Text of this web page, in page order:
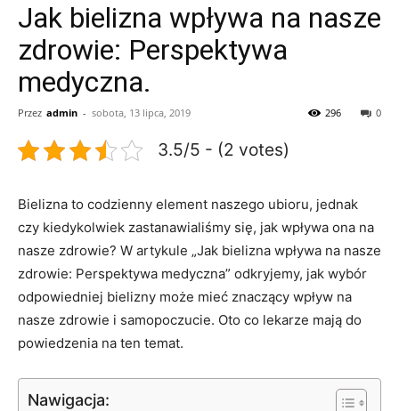
Jak bielizna wpływa na nasze
zdrowie: Perspektywa
medyczna.
Przez admin - sobota, 13 lipca, 2019 0
296
3.5/5 - (2 votes)
Bielizna to codzienny element naszego⁣ ubioru, ‌jednak
czy kiedykolwiek zastanawialiśmy się, jak wpływa ona ‌na
nasze zdrowie? W artykule „Jak‌ bielizna wpływa‍ na⁣ nasze
zdrowie: Perspektywa⁤ medyczna” odkryjemy, jak wybór
odpowiedniej bielizny⁣ może mieć znaczący wpływ na
⁤nasze⁢ zdrowie i samopoczucie. Oto co lekarze mają do
powiedzenia na ten​ temat.
Nawigacja: